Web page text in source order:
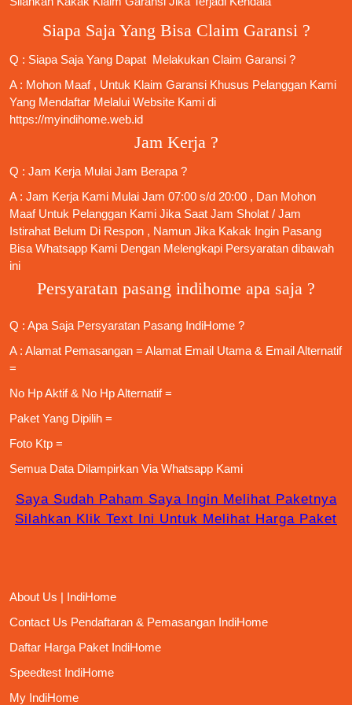
Siapa Saja Yang Bisa Claim Garansi ?
Q : Siapa Saja Yang Dapat Melakukan Claim Garansi ?
A : Mohon Maaf , Untuk Klaim Garansi Khusus Pelanggan Kami
Yang Mendaftar Melalui Website Kami di
https://myindihome.web.id
Jam Kerja ?
Q : Jam Kerja Mulai Jam Berapa ?
A : Jam Kerja Kami Mulai Jam 07:00 s/d 20:00 , Dan Mohon
Maaf Untuk Pelanggan Kami Jika Saat Jam Sholat / Jam
Istirahat Belum Di Respon , Namun Jika Kakak Ingin Pasang
Bisa Whatsapp Kami Dengan Melengkapi Persyaratan dibawah
ini
Persyaratan pasang indihome apa saja ?
Q : Apa Saja Persyaratan Pasang IndiHome ?
A : Alamat Pemasangan = Alamat Email Utama & Email Alternatif
=
No Hp Aktif & No Hp Alternatif =
Paket Yang Dipilih =
Foto Ktp =
Semua Data Dilampirkan Via Whatsapp Kami
Saya Sudah Paham Saya Ingin Melihat Paketnya
Silahkan Klik Text Ini Untuk Melihat Harga Paket
About Us | IndiHome
Contact Us Pendaftaran & Pemasangan IndiHome
Daftar Harga Paket IndiHome
Speedtest IndiHome
My IndiHome